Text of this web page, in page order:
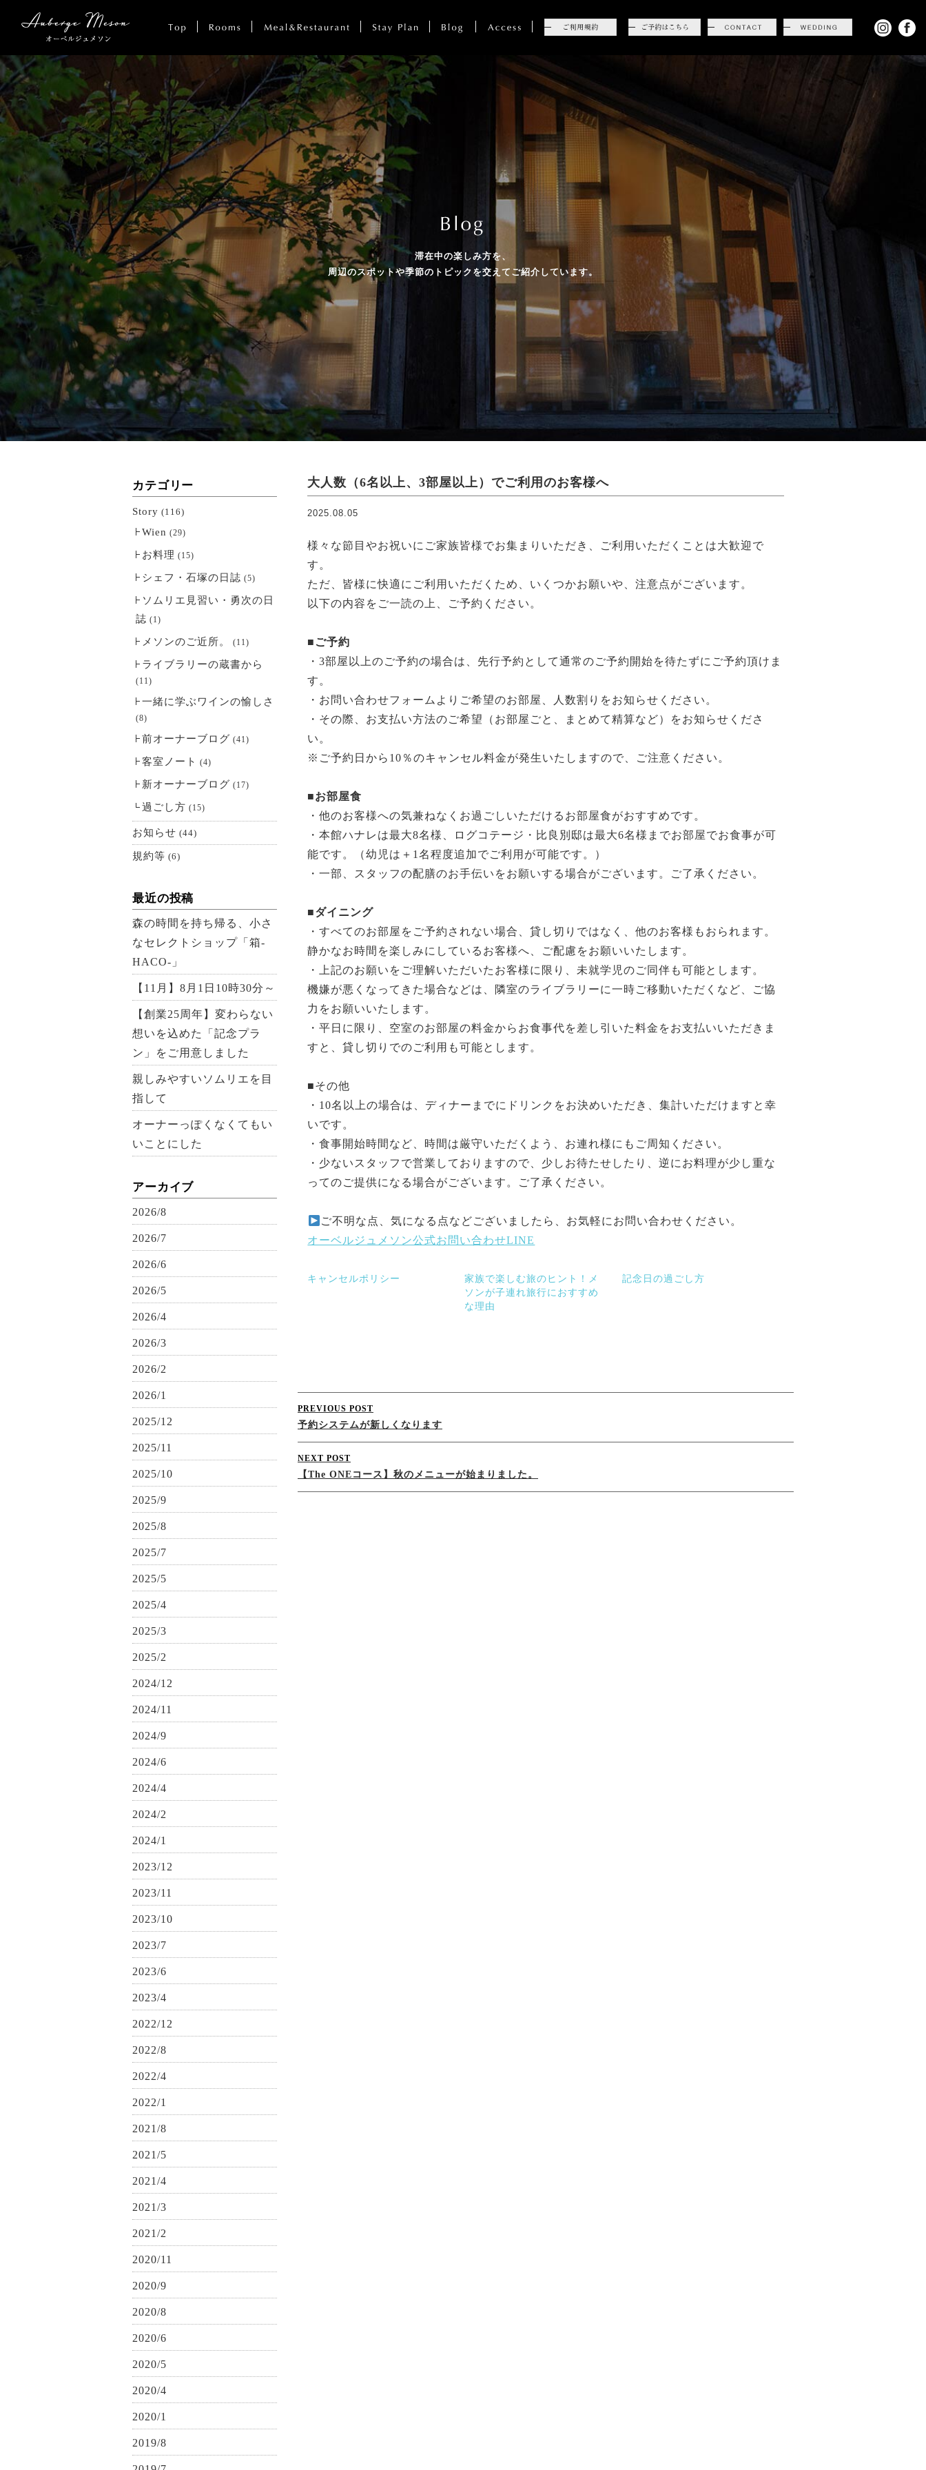
滞在中の楽しみ方を、
周辺のスポットや季節のトピックを交えてご紹介しています。
大人数（6名以上、3部屋以上）でご利用のお客様へ
2025.08.05
様々な節目やお祝いにご家族皆様でお集まりいただき、ご利用いただくことは大歓迎で
す。
ただ、皆様に快適にご利用いただくため、いくつかお願いや、注意点がございます。
以下の内容をご一読の上、ご予約ください。
■ご予約
・3部屋以上のご予約の場合は、先行予約として通常のご予約開始を待たずにご予約頂けま
す。
・お問い合わせフォームよりご希望のお部屋、人数割りをお知らせください。
・その際、お支払い方法のご希望（お部屋ごと、まとめて精算など）をお知らせくださ
い。
※ご予約日から10％のキャンセル料金が発生いたしますので、ご注意ください。
■お部屋食
・他のお客様への気兼ねなくお過ごしいただけるお部屋食がおすすめです。
・本館ハナレは最大8名様、ログコテージ・比良別邸は最大6名様までお部屋でお食事が可
能です。（幼児は＋1名程度追加でご利用が可能です。）
・一部、スタッフの配膳のお手伝いをお願いする場合がございます。ご了承ください。
■ダイニング
・すべてのお部屋をご予約されない場合、貸し切りではなく、他のお客様もおられます。
静かなお時間を楽しみにしているお客様へ、ご配慮をお願いいたします。
・上記のお願いをご理解いただいたお客様に限り、未就学児のご同伴も可能とします。
機嫌が悪くなってきた場合などは、隣室のライブラリーに一時ご移動いただくなど、ご協
力をお願いいたします。
・平日に限り、空室のお部屋の料金からお食事代を差し引いた料金をお支払いいただきま
すと、貸し切りでのご利用も可能とします。
■その他
・10名以上の場合は、ディナーまでにドリンクをお決めいただき、集計いただけますと幸
いです。
・食事開始時間など、時間は厳守いただくよう、お連れ様にもご周知ください。
・少ないスタッフで営業しておりますので、少しお待たせしたり、逆にお料理が少し重な
ってのご提供になる場合がございます。ご了承ください。
ご不明な点、気になる点などございましたら、お気軽にお問い合わせください。
オーベルジュメソン公式お問い合わせLINE
キャンセルポリシー
家族で楽しむ旅のヒント！メ
ソンが子連れ旅行におすすめ
な理由
記念日の過ごし方
Post
navigation
PREVIOUS POST
予約システムが新しくなります
NEXT POST
【The ONEコース】秋のメニューが始まりました。
カテゴリー
Story (116)
Wien (29)
お料理 (15)
シェフ・石塚の日誌 (5)
ソムリエ見習い・勇次の日
誌 (1)
メソンのご近所。 (11)
ライブラリーの蔵書から
(11)
一緒に学ぶワインの愉しさ
(8)
前オーナーブログ (41)
客室ノート (4)
新オーナーブログ (17)
過ごし方 (15)
お知らせ (44)
規約等 (6)
最近の投稿
森の時間を持ち帰る、小さ
なセレクトショップ「箱-
HACO-」
【11月】8月1日10時30分～
【創業25周年】変わらない
想いを込めた「記念プラ
ン」をご用意しました
親しみやすいソムリエを目
指して
オーナーっぽくなくてもい
いことにした
アーカイブ
2026/8
2026/7
2026/6
2026/5
2026/4
2026/3
2026/2
2026/1
2025/12
2025/11
2025/10
2025/9
2025/8
2025/7
2025/5
2025/4
2025/3
2025/2
2024/12
2024/11
2024/9
2024/6
2024/4
2024/2
2024/1
2023/12
2023/11
2023/10
2023/7
2023/6
2023/4
2022/12
2022/8
2022/4
2022/1
2021/8
2021/5
2021/4
2021/3
2021/2
2020/11
2020/9
2020/8
2020/6
2020/5
2020/4
2020/1
2019/8